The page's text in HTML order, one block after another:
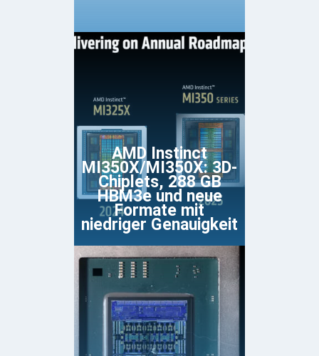
AMD Instinct
MI350X/MI350X: 3D-
Chiplets, 288 GB
HBM3e und neue
Formate mit
niedriger Genauigkeit